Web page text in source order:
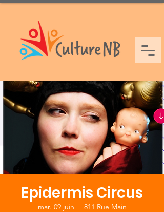
Epidermis Circus
mar. 09 juin
  |
811 Rue Main